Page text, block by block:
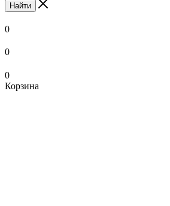
Найти
0
0
0
Корзина